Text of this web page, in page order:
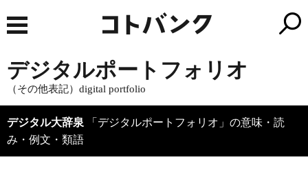
デジタルポートフォリオ
（その他表記）digital portfolio
デジタル大辞泉 「デジタルポートフォリオ」の意味・読
み・例文・類語